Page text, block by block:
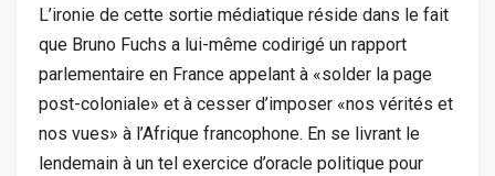
L’ironie de cette sortie médiatique réside dans le fait
que Bruno Fuchs a lui-même codirigé un rapport
parlementaire en France appelant à «solder la page
post-coloniale» et à cesser d’imposer «nos vérités et
nos vues» à l’Afrique francophone. En se livrant le
lendemain à un tel exercice d’oracle politique pour